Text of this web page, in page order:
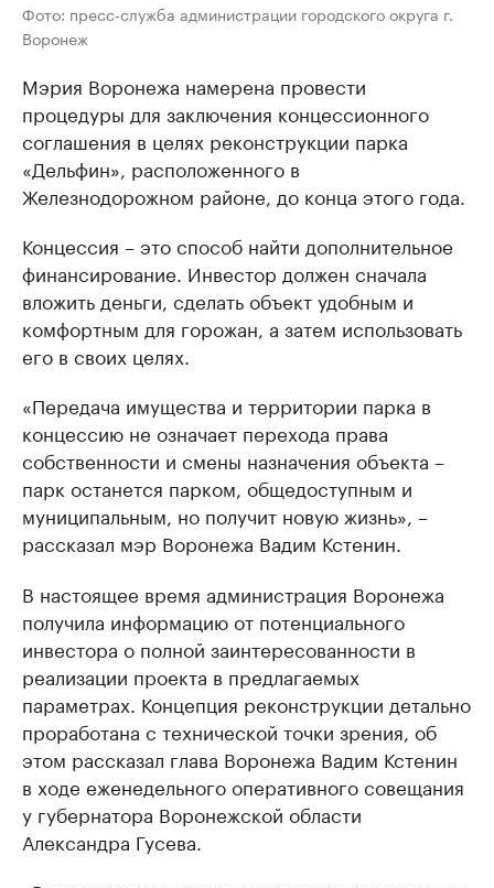
Фото: пресс-служба администрации городского округа г.
Воронеж
Мэрия Воронежа намерена провести
процедуры для заключения концессионного
соглашения в целях реконструкции парка
«Дельфин», расположенного в
Железнодорожном районе, до конца этого года.
Концессия – это способ найти дополнительное
финансирование. Инвестор должен сначала
вложить деньги, сделать объект удобным и
комфортным для горожан, а затем использовать
его в своих целях.
«Передача имущества и территории парка в
концессию не означает перехода права
собственности и смены назначения объекта –
парк останется парком, общедоступным и
муниципальным, но получит новую жизнь», –
рассказал мэр Воронежа Вадим Кстенин.
В настоящее время администрация Воронежа
получила информацию от потенциального
инвестора о полной заинтересованности в
реализации проекта в предлагаемых
параметрах. Концепция реконструкции детально
проработана с технической точки зрения, об
этом рассказал глава Воронежа Вадим Кстенин
в ходе еженедельного оперативного совещания
у губернатора Воронежской области
Александра Гусева.